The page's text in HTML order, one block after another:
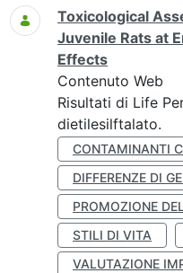
Ricerca
Toxicological
Juvenile Rats at
Effects
Contenuto Web
Risultati di Life
dietilesilftalato.
CONTAMINANTI
DIFFERENZE DI
PROMOZIONE
STILI DI VITA
VALUTAZIONE